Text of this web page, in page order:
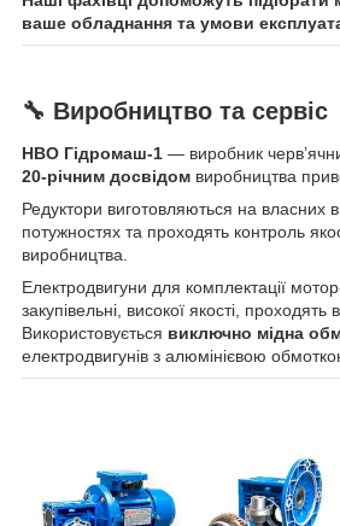
ваше обладнання та умови
🔧 Виробництво та сервіс
НВО Гідромаш-1 — виробник
20-річним досвідом виробництва
Редуктори виготовляються на власних
потужностях та проходять контроль
виробництва.
Електродвигуни для комплектації
закупівельні, високої якості, проходять
Використовується виключно мідна
електродвигунів з алюмінієвою